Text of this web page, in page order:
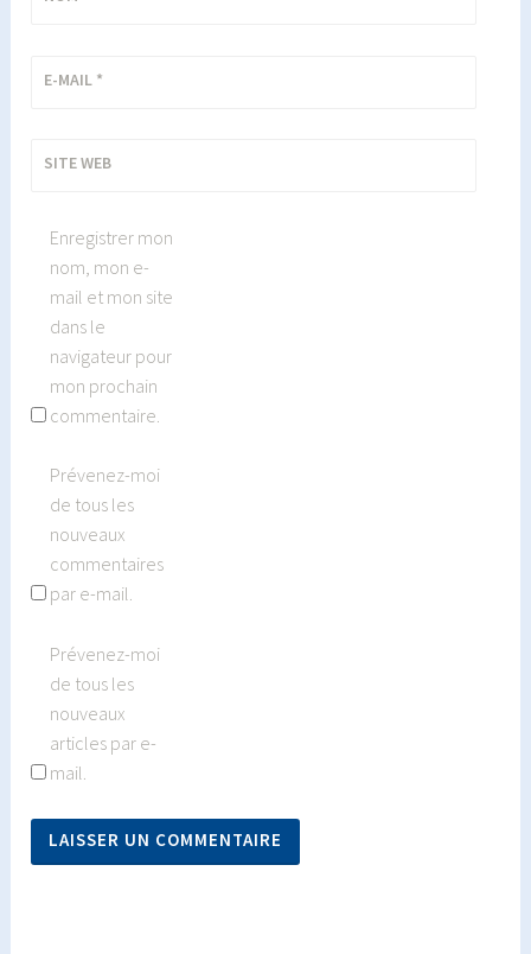
E-MAIL *
SITE WEB
Enregistrer mon
nom, mon e-
mail et mon site
dans le
navigateur pour
mon prochain
commentaire.
Prévenez-moi
de tous les
nouveaux
commentaires
par e-mail.
Prévenez-moi
de tous les
nouveaux
articles par e-
mail.